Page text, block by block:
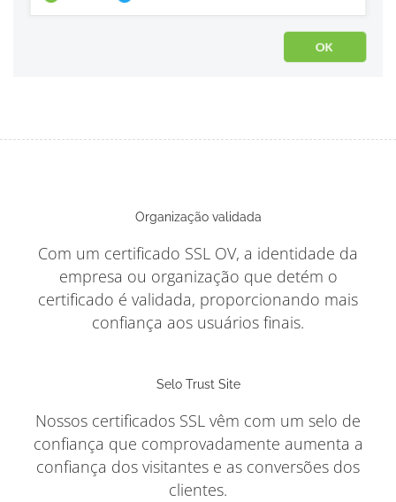
Organização validada
Com um certificado SSL OV, a identidade da
empresa ou organização que detém o
certificado é validada, proporcionando mais
confiança aos usuários finais.
Selo Trust Site
Nossos certificados SSL vêm com um selo de
confiança que comprovadamente aumenta a
confiança dos visitantes e as conversões dos
clientes.